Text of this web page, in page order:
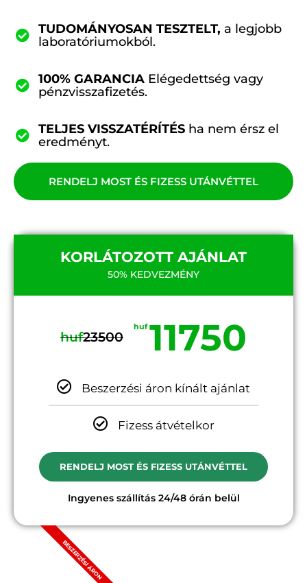
TUDOMÁNYOSAN TESZTELT, a legjobb
laboratóriumokból.
100% GARANCIA Elégedettség vagy
pénzvisszafizetés.
TELJES VISSZATÉRÍTÉS ha nem érsz el
eredményt.
RENDELJ MOST ÉS FIZESS UTÁNVÉTTEL
KORLÁTOZOTT AJÁNLAT
50% KEDVEZMÉNY
huf23500
huf 11750
Beszerzési áron kínált ajánlat
Fizess átvételkor
RENDELJ MOST ÉS FIZESS UTÁNVÉTTEL
Ingyenes szállítás 24/48 órán belül
BESZERZÉSI ÁRON